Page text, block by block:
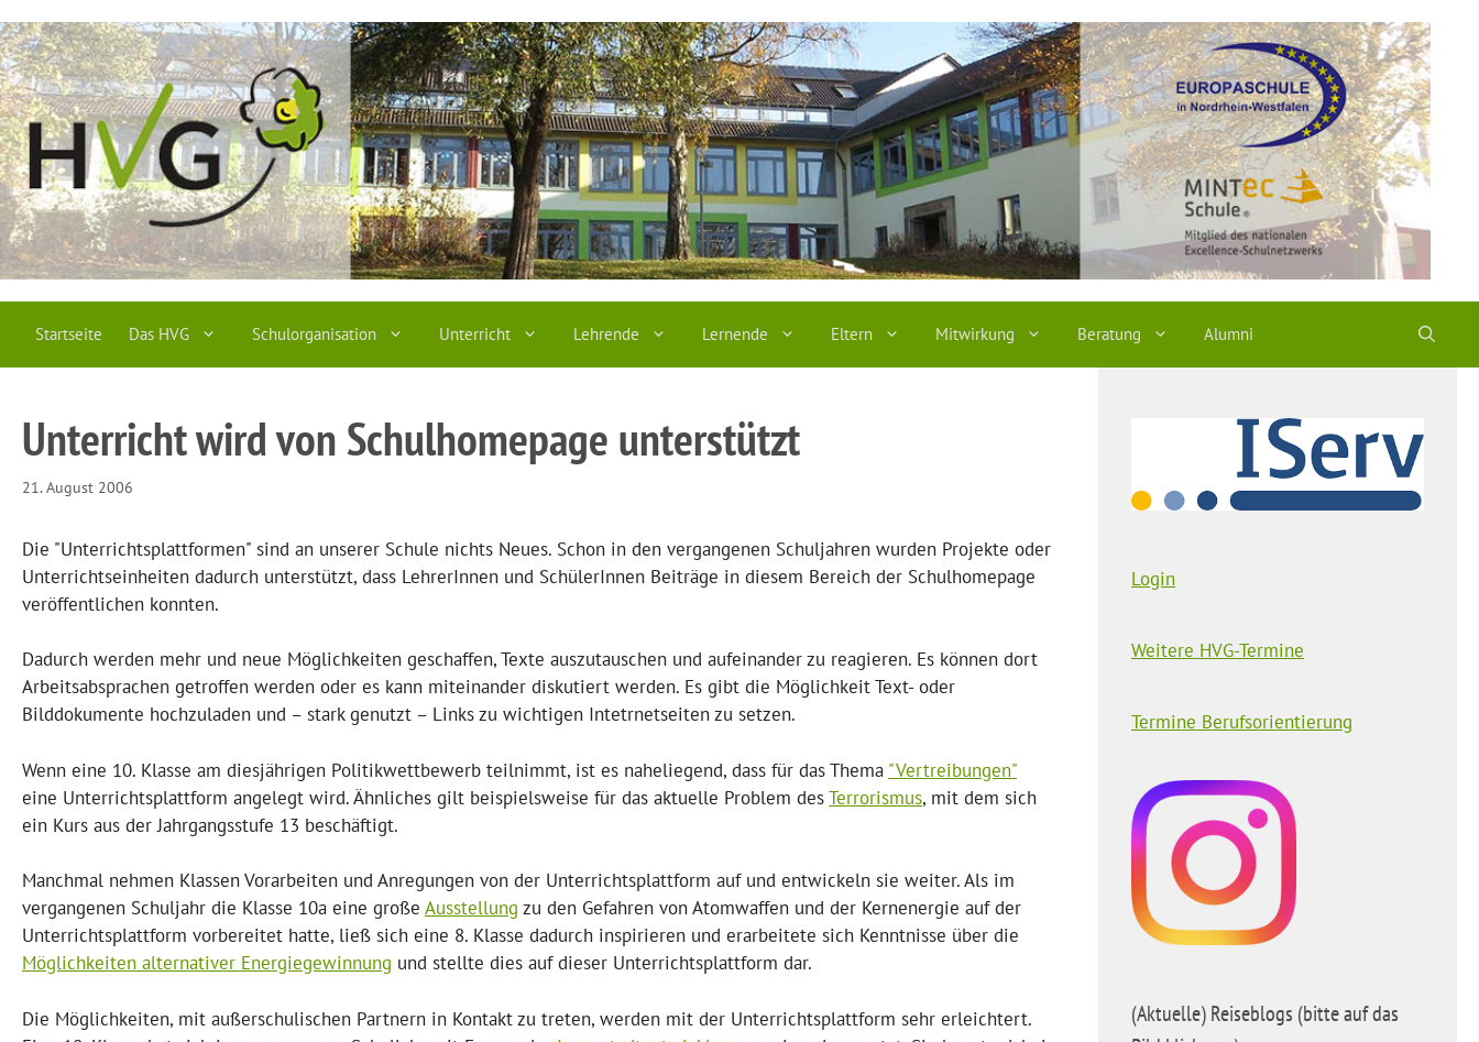
Inhalt
springen
Startseite Das HVG Schulorganisation Unterricht Lehrende Lernende Eltern Mitwirkung Beratung Alumni
Unterricht wird von Schulhomepage unterstützt
21. August 2006
Die "Unterrichtsplattformen" sind an unserer Schule nichts Neues. Schon in den vergangenen Schuljahren wurden Projekte oder
Unterrichtseinheiten dadurch unterstützt, dass LehrerInnen und SchülerInnen Beiträge in diesem Bereich der Schulhomepage
veröffentlichen konnten.
Dadurch werden mehr und neue Möglichkeiten geschaffen, Texte auszutauschen und aufeinander zu reagieren. Es können dort
Arbeitsabsprachen getroffen werden oder es kann miteinander diskutiert werden. Es gibt die Möglichkeit Text- oder
Bilddokumente hochzuladen und – stark genutzt – Links zu wichtigen Intetrnetseiten zu setzen.
Wenn eine 10. Klasse am diesjährigen Politikwettbewerb teilnimmt, ist es naheliegend, dass für das Thema "Vertreibungen"
eine Unterrichtsplattform angelegt wird. Ähnliches gilt beispielsweise für das aktuelle Problem desTerrorismus, mit dem sich
ein Kurs aus der Jahrgangsstufe 13 beschäftigt.
Manchmal nehmen Klassen Vorarbeiten und Anregungen von der Unterrichtsplattform auf und entwickeln sie weiter. Als im
vergangenen Schuljahr die Klasse 10a eine große Ausstellung zu den Gefahren von Atomwaffen und der Kernenergie auf der
Unterrichtsplattform vorbereitet hatte, ließ sich eine 8. Klasse dadurch inspirieren und erarbeitete sich Kenntnisse über die
Möglichkeiten alternativer Energiegewinnung und stellte dies auf dieser Unterrichtsplattform dar.
Die Möglichkeiten, mit außerschulischen Partnern in Kontakt zu treten, werden mit der Unterrichtsplattform sehr erleichtert.
Login
Weitere HVG-Termine
Termine Berufsorientierung
(Aktuelle) Reiseblogs (bitte auf das